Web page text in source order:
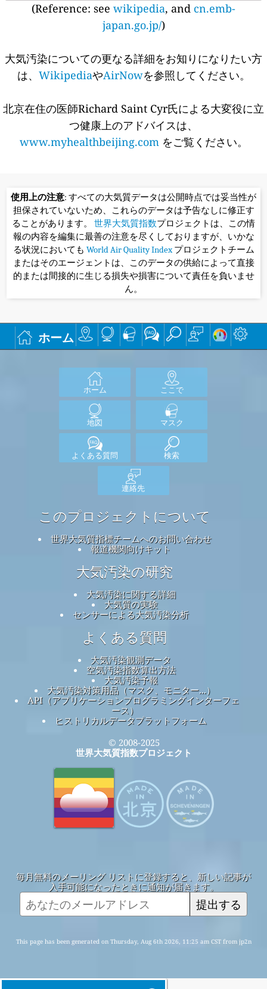
(Reference: see wikipedia, and cn.emb-
japan.go.jp/)
大気汚染についての更なる詳細をお知りになりたい方
は、 WikipediaやAirNowを参照してください。
北京在住の医師Richard Saint Cyr氏による大変役に立
つ健康上のアドバイスは、
www.myhealthbeijing.com をご覧ください。
使用上の注意: すべての大気質データは公開時点では妥当性が
担保されていないため、これらのデータは予告なしに修正す
ることがあります。 世界大気質指数プロジェクトは、この情
報の内容を編集に最善の注意を尽くしておりますが、いかな
る状況においても World Air Quality Indexプロジェクトチーム
またはそのエージェントは、このデータの供給によって直接
的または間接的に生じる損失や損害について責任を負いませ
ん。
ホーム
ホーム ここで
地図 マスク
よくある質問 検索
連絡先
このプロジェクトについて
世界大気質指標チームへのお問い合わせ
報道機関向けキット
大気汚染の研究
大気汚染に関する詳細
大気質の実験
センサーによる大気汚染分析
よくある質問
大気汚染観測データ
空気汚染指数算出方法
大気汚染予報
大気汚染対策用品（マスク、モニター...）
API（アプリケーションプログラミングインターフェ
ース）
ヒストリカルデータプラットフォーム
© 2008-2025
世界大気質指数プロジェクト
毎月無料のメーリング リストに登録すると、新しい記事が
入手可能になったときに通知が届きます。
提出する
This page has been generated on Thursday, Aug 6th 2026, 11:25 am CST from jp2n